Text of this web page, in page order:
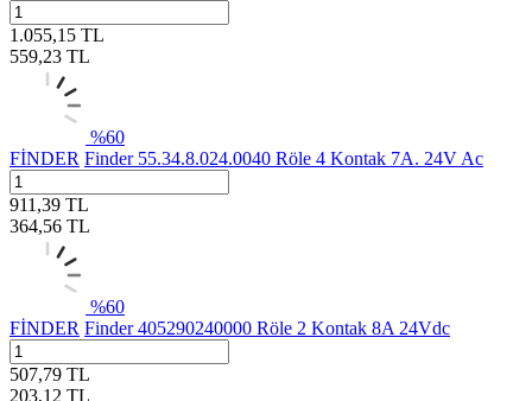
1.055,15 TL
559,23 TL
%60
FİNDER Finder 55.34.8.024.0040 Röle 4 Kontak 7A. 24V Ac
911,39 TL
364,56 TL
%60
FİNDER Finder 405290240000 Röle 2 Kontak 8A 24Vdc
507,79 TL
203,12 TL